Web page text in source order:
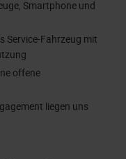
Smartphone und
Service-Fahrzeug mit
offene
liegen uns